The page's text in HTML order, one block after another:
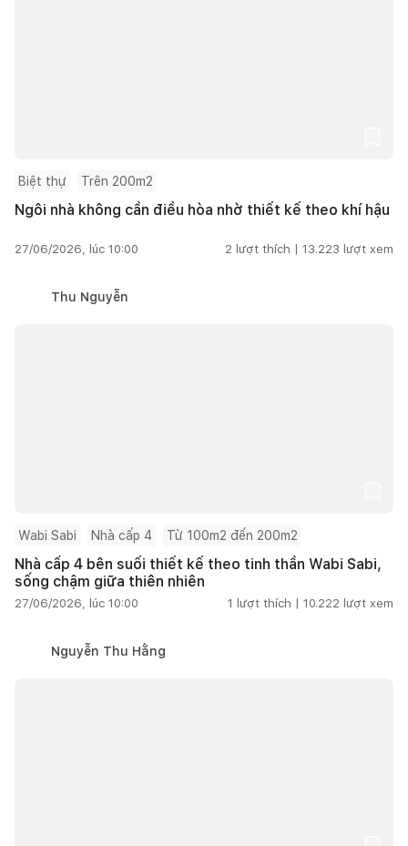
Biệt thự Trên 200m2
Ngôi nhà không cần điều hòa nhờ thiết kế theo khí hậu
27/06/2026, lúc 10:00 2 lượt thích | 13.223 lượt xem
Thu Nguyễn
Wabi Sabi Nhà cấp 4 Từ 100m2 đến 200m2
Nhà cấp 4 bên suối thiết kế theo tinh thần Wabi Sabi,
sống chậm giữa thiên nhiên
27/06/2026, lúc 10:00 1 lượt thích | 10.222 lượt xem
Nguyễn Thu Hằng